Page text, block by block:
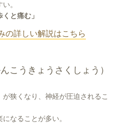
。
と痛む」
の詳しい解説はこちら
こうきょうさくしょう）
狭くなり、神経が圧迫されるこ
なることが多い。